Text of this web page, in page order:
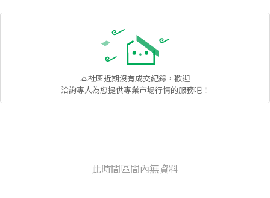
本社區近期沒有成交紀錄，歡迎
洽詢專人為您提供專業市場行情的服務吧！
此時間區間內無資料